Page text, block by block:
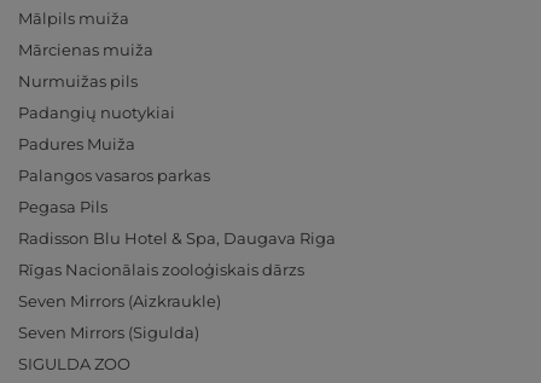
Mālpils muiža
Mārcienas muiža
Nurmuižas pils
Padangių nuotykiai
Padures Muiža
Palangos vasaros parkas
Pegasa Pils
Radisson Blu Hotel & Spa, Daugava Riga
Rīgas Nacionālais zooloģiskais dārzs
Seven Mirrors (Aizkraukle)
Seven Mirrors (Sigulda)
SIGULDA ZOO